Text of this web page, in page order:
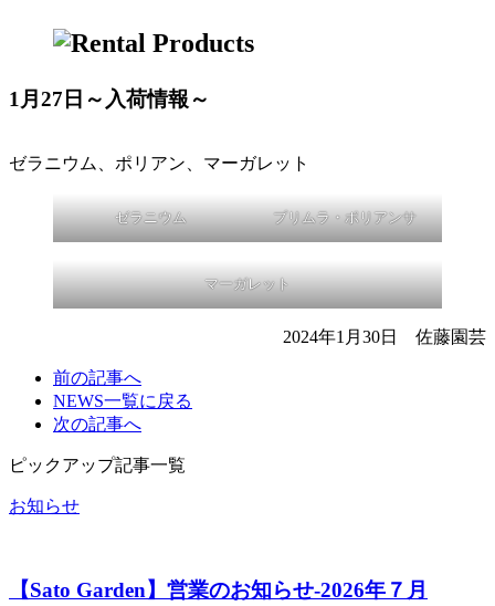
1月27日～入荷情報～
ゼラニウム、ポリアン、マーガレット
ゼラニウム プリムラ・ポリアンサ
マーガレット
2024年1月30日 佐藤園芸
前の記事へ
NEWS一覧に 戻る
次の記事へ
ピックアップ記事一覧
お知らせ
【Sato Garden】営業のお知らせ‐2026年７月